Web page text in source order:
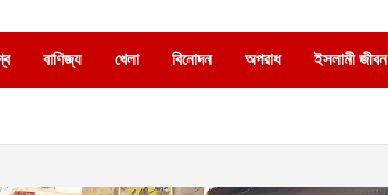
বাণিজ্য খেলা বিনোদন অপরাধ ইসলামী জীবন